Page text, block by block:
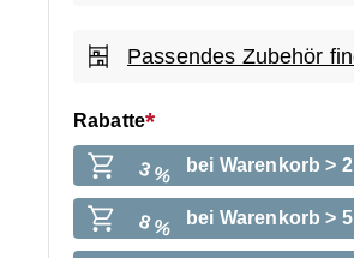
Passendes Zubehör
Rabatte
3 % bei Warenkorb >
8 % bei Warenkorb >